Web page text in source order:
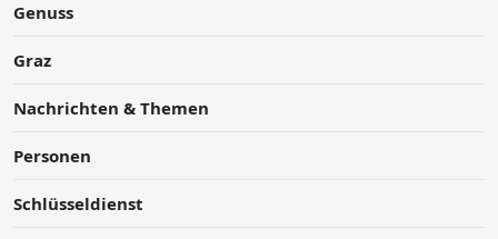
Genuss
Graz
Nachrichten & Themen
Personen
Schlüsseldienst